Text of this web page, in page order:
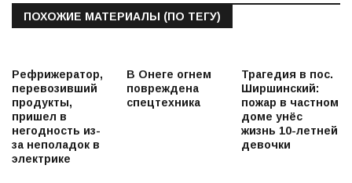
ПОХОЖИЕ МАТЕРИАЛЫ (ПО ТЕГУ)
Рефрижератор,
перевозивший
продукты,
пришел в
негодность из-
за неполадок в
электрике
В Онеге огнем
повреждена
спецтехника
Трагедия в пос.
Ширшинский:
пожар в частном
доме унёс
жизнь 10-летней
девочки